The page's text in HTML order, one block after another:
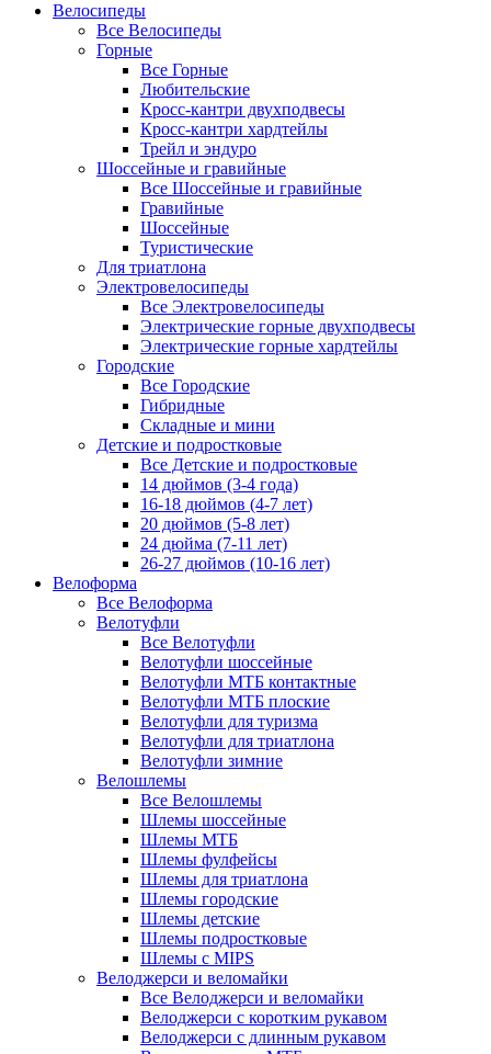
Велосипеды
Все Велосипеды
Горные
Все Горные
Любительские
Кросс-кантри двухподвесы
Кросс-кантри хардтейлы
Трейл и эндуро
Шоссейные и гравийные
Все Шоссейные и гравийные
Гравийные
Шоссейные
Туристические
Для триатлона
Электровелосипеды
Все Электровелосипеды
Электрические горные двухподвесы
Электрические горные хардтейлы
Городские
Все Городские
Гибридные
Складные и мини
Детские и подростковые
Все Детские и подростковые
14 дюймов (3-4 года)
16-18 дюймов (4-7 лет)
20 дюймов (5-8 лет)
24 дюйма (7-11 лет)
26-27 дюймов (10-16 лет)
Велоформа
Все Велоформа
Велотуфли
Все Велотуфли
Велотуфли шоссейные
Велотуфли МТБ контактные
Велотуфли МТБ плоские
Велотуфли для туризма
Велотуфли для триатлона
Велотуфли зимние
Велошлемы
Все Велошлемы
Шлемы шоссейные
Шлемы МТБ
Шлемы фулфейсы
Шлемы для триатлона
Шлемы городские
Шлемы детские
Шлемы подростковые
Шлемы с MIPS
Велоджерси и веломайки
Все Велоджерси и веломайки
Велоджерси с коротким рукавом
Велоджерси с длинным рукавом